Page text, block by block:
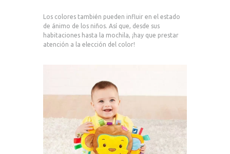
Los colores también pueden influir en el estado
de ánimo de los niños. Así que, desde sus
habitaciones hasta la mochila, ¡hay que prestar
atención a la elección del color!